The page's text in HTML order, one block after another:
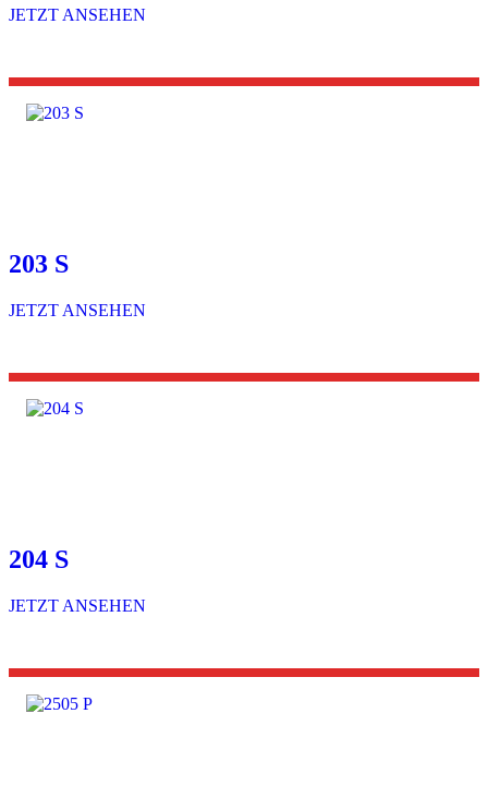
JETZT ANSEHEN
203 S
JETZT ANSEHEN
204 S
JETZT ANSEHEN